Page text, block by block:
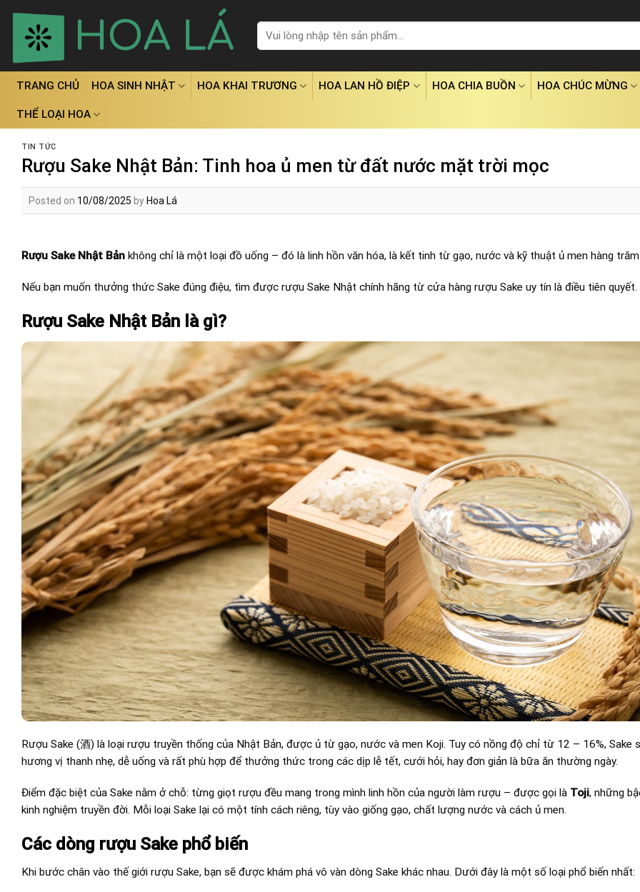
content
Tìm
kiếm:
TRANG CHỦ HOA SINH NHẬT HOA KHAI TRƯƠNG HOA LAN HỒ ĐIỆP HOA CHIA BUỒN HOA CHÚC MỪNG
THỂ LOẠI HOA
TIN TỨC
Rượu Sake Nhật Bản: Tinh hoa ủ men từ đất nước mặt trời mọc
Posted on 10/08/2025 by Hoa Lá
Rượu Sake Nhật Bản không chỉ là một loại đồ uống – đó là linh hồn văn hóa, là kết tinh từ gạo, nước và kỹ thuật ủ men hàng
Nếu bạn muốn thưởng thức Sake đúng điệu, tìm được rượu Sake Nhật chính hãng từ cửa hàng rượu Sake uy tín là điều tiên quyết.
Rượu Sake Nhật Bản là gì?
Rượu Sake (酒) là loại rượu truyền thống của Nhật Bản, được ủ từ gạo, nước và men Koji. Tuy có nồng độ chỉ từ 12 – 16%, Sake
hương vị thanh nhẹ, dễ uống và rất phù hợp để thưởng thức trong các dịp lễ tết, cưới hỏi, hay đơn giản là bữa ăn thường ngày.
Điểm đặc biệt của Sake nằm ở chỗ: từng giọt rượu đều mang trong mình linh hồn của người làm rượu – được gọi là Toji, những
kinh nghiệm truyền đời. Mỗi loại Sake lại có một tính cách riêng, tùy vào giống gạo, chất lượng nước và cách ủ men.
Các dòng rượu Sake phổ biến
Khi bước chân vào thế giới rượu Sake, bạn sẽ được khám phá vô vàn dòng Sake khác nhau. Dưới đây là một số loại phổ biến nhất: